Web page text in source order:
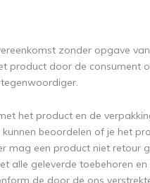
zonder opgave
product door de consument
het product en de
beoordelen of je het
mag een product niet retour
alle geleverde toebehoren
de door de ons